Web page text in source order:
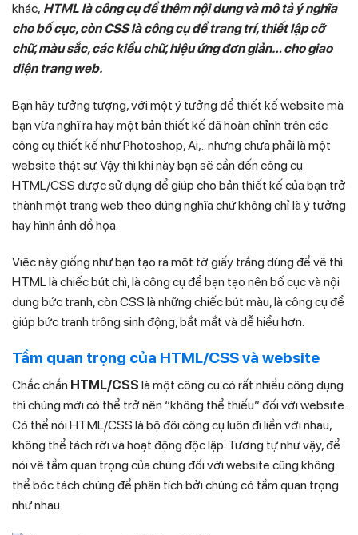
khác, HTML là công cụ để thêm nội dung và mô tả ý nghĩa
cho bố cục, còn CSS là công cụ để trang trí, thiết lập cỡ
chữ, màu sắc, các kiểu chữ, hiệu ứng đơn giản… cho giao
diện trang web.
Bạn hãy tưởng tượng, với một ý tưởng để thiết kế website mà
bạn vừa nghĩ ra hay một bản thiết kế đã hoàn chỉnh trên các
công cụ thiết kế như Photoshop, Ai,.. nhưng chưa phải là một
website thật sự. Vậy thì khi này bạn sẽ cần đến công cụ
HTML/CSS được sử dụng để giúp cho bản thiết kế của bạn trở
thành một trang web theo đúng nghĩa chứ không chỉ là ý tưởng
hay hình ảnh đồ họa.
Việc này giống như bạn tạo ra một tờ giấy trắng dùng để vẽ thì
HTML là chiếc bút chì, là công cụ để bạn tạo nên bố cục và nội
dung bức tranh, còn CSS là những chiếc bút màu, là công cụ để
giúp bức tranh trông sinh động, bắt mắt và dễ hiểu hơn.
Tầm quan trọng của HTML/CSS và website
Chắc chắn HTML/CSS là một công cụ có rất nhiều công dụng
thì chúng mới có thể trở nên “không thể thiếu” đối với website.
Có thể nói HTML/CSS là bộ đôi công cụ luôn đi liền với nhau,
không thể tách rời và hoạt động độc lập. Tương tự như vậy, để
nói vê tầm quan trọng của chúng đối với website cũng không
thể bóc tách chúng để phân tích bởi chúng có tầm quan trọng
như nhau.